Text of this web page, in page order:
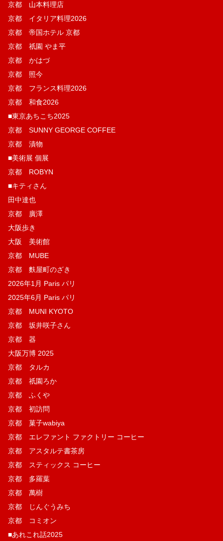
京都 山本料理店
京都 イタリア料理2026
京都 帝国ホテル 京都
京都 祇園 やま平
京都 かはづ
京都 照今
京都 フランス料理2026
京都 和食2026
■東京あちこち2025
京都 SUNNY GEORGE COFFEE
京都 漬物
■美術展 個展
京都 ROBYN
■キティさん
田中達也
京都 廣澤
大阪歩き
大阪 美術館
京都 MUBE
京都 麩屋町のざき
2026年1月 Paris パリ
2025年6月 Paris パリ
京都 MUNI KYOTO
京都 坂井咲子さん
京都 器
大阪万博 2025
京都 タルカ
京都 祇園ろか
京都 ふくや
京都 初訪問
京都 菓子wabiya
京都 エレファント ファクトリー コーヒー
京都 アスタルテ書茶房
京都 スティックス コーヒー
京都 多羅葉
京都 萬樹
京都 じんぐうみち
京都 コミオン
■あれこれ話2025